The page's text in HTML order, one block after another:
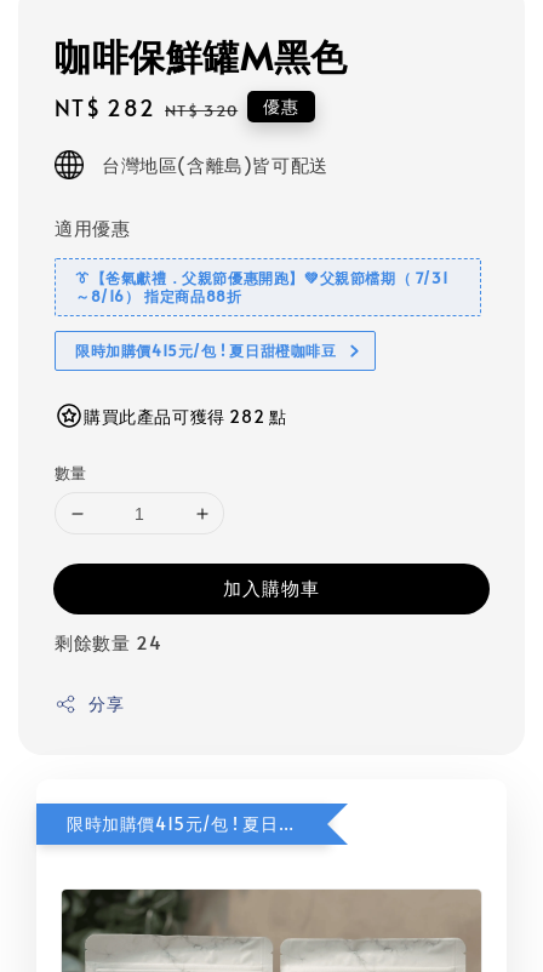
咖啡保鮮罐M黑色
Sale
NT$ 282 Regular
NT$ 320 優惠
台灣地區(含離島)皆可配送
適用優惠
👔【爸氣獻禮．父親節優惠開跑】💚父親節檔期（ 7/31
～8/16） 指定商品88折
限時加購價415元/包 ! 夏日甜橙咖啡豆
購買此產品可獲得 282 點
數量
加入購物車
剩餘數量 24
分享
限時加購價415元/包 ! 夏日甜橙咖啡豆